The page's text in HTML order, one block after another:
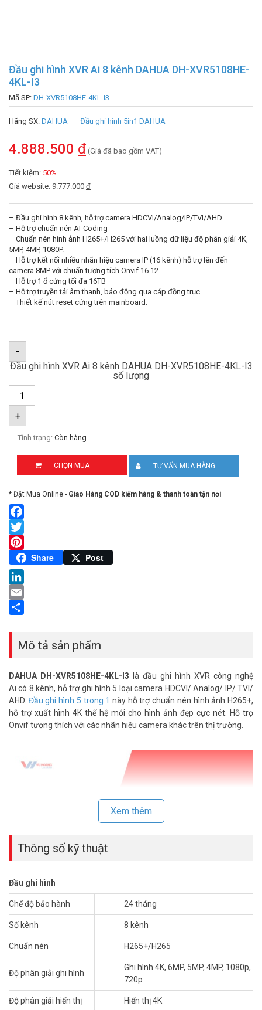
Đầu ghi hình XVR Ai 8 kênh DAHUA DH-XVR5108HE-
4KL-I3
Mã SP: DH-XVR5108HE-4KL-I3
Hãng SX: DAHUA Đầu ghi hình 5in1 DAHUA
4.888.500 đ (Giá đã bao gồm VAT)
Tiết kiệm: 50%
Giá website: 9.777.000 đ
– Đầu ghi hình 8 kênh, hỗ trợ camera HDCVI/Analog/IP/TVI/AHD
– Hỗ trợ chuẩn nén AI-Coding
– Chuẩn nén hình ảnh H265+/H265 với hai luồng dữ liệu độ phân giải 4K,
5MP, 4MP, 1080P.
– Hỗ trợ kết nối nhiều nhãn hiệu camera IP (16 kênh) hỗ trợ lên đến
camera 8MP với chuẩn tương tích Onvif 16.12
– Hỗ trợ 1 ổ cứng tối đa 16TB
– Hỗ trợ truyền tải âm thanh, báo động qua cáp đồng trục
– Thiết kế nút reset cứng trên mainboard.
-
Đầu ghi hình XVR Ai 8 kênh DAHUA DH-XVR5108HE-4KL-I3
số lượng
+
Tình trạng: Còn hàng
CHỌN MUA TƯ VẤN MUA HÀNG
* Đặt Mua Online - Giao Hàng COD kiểm hàng & thanh toán tận nơi
Facebook
Twitter
Pinterest
Share Post
LinkedIn
Email
Mô tả sản phẩm
DAHUA DH-XVR5108HE-4KL-I3 là đầu ghi hình XVR công nghệ
Ai có 8 kênh, hỗ trợ ghi hình 5 loại camera HDCVI/ Analog/ IP/ TVI/
AHD. Đầu ghi hình 5 trong 1 này hỗ trợ chuẩn nén hình ảnh H265+,
hỗ trợ xuất hình 4K thế hệ mới cho hình ảnh đẹp cực nét. Hỗ trợ
Onvif tương thích với các nhãn hiệu camera khác trên thị trường.
Sản phẩm
chất lượng, hoạt động bền bỉ tương
thích với các sản phẩm camera quan sát DAHUA. Sản phẩm
thương hiệu nổi tiếng toàn cầu với những tính năng ưu việt nhất
đang có giá ưu đãi tốt trên toàn quốc tại Vuhoangtelecom.
Thông số kỹ thuật đầu ghi XVR Ai 8 kênh
DAHUA DH-XVR5108HE-4KL-I3
Xem thêm
Thông số kỹ thuật
Đầu ghi hình
Chế độ bảo hành 24 tháng
Số kênh 8 kênh
Chuẩn nén H265+/H265
Độ phân giải ghi hình
Ghi hình 4K, 6MP, 5MP, 4MP, 1080p,
720p
Độ phân giải hiển thị Hiển thị 4K